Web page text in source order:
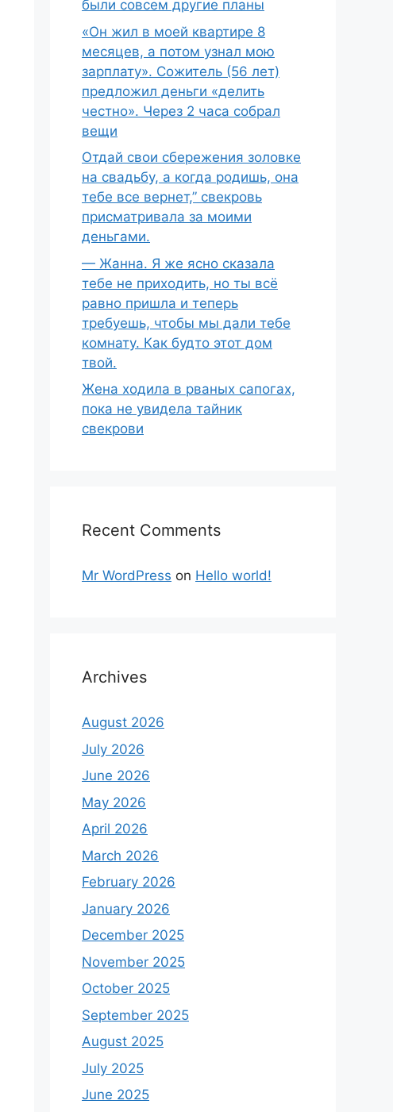
были совсем другие планы
«Он жил в моей квартире 8
месяцев, а потом узнал мою
зарплату». Сожитель (56 лет)
предложил деньги «делить
честно». Через 2 часа собрал
вещи
Отдай свои сбережения золовке
на свадьбу, а когда родишь, она
тебе все вернет,” свекровь
присматривала за моими
деньгами.
— Жанна. Я же ясно сказала
тебе не приходить, но ты всё
равно пришла и теперь
требуешь, чтобы мы дали тебе
комнату. Как будто этот дом
твой.
Жена ходила в рваных сапогах,
пока не увидела тайник
свекрови
Recent Comments
Mr WordPress on Hello world!
Archives
August 2026
July 2026
June 2026
May 2026
April 2026
March 2026
February 2026
January 2026
December 2025
November 2025
October 2025
September 2025
August 2025
July 2025
June 2025